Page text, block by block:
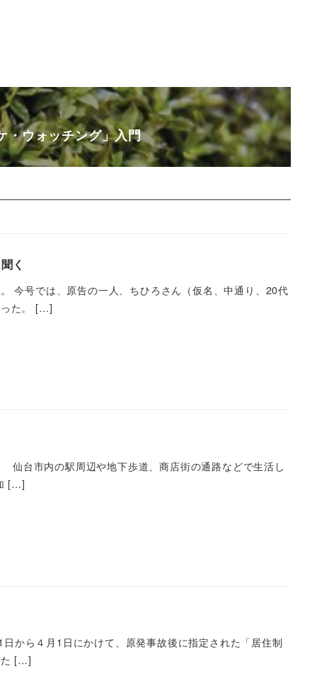
・ウォッチング」入門
く
今号では、原告の一人、ちひろさん（仮名、中通り、20代
った。 […]
台市内の駅周辺や地下歩道、商店街の通路などで生活し
[…]
から４月1日にかけて、原発事故後に指定された「居住制
た […]